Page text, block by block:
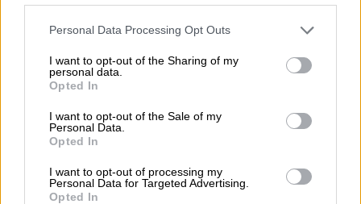
Please note that this website/app uses one or more Google
not limited to your visit or usage behaviour. You may click to
grant or deny consent to Google and its third-party tags to
use your data for below specified purposes in below Google
consent section.
Personal Data Processing Opt Outs
I want to opt-out of the Sharing of my
personal data.
Opted In
I want to opt-out of the Sale of my
Personal Data.
Opted In
I want to opt-out of processing my
Personal Data for Targeted Advertising.
Opted In
Σύμφωνα με όσα αποκάλυψε ο πατέρας του
τραγουδιστή μέσα στην αίθουσα του
δικαστηρίου, «δεν ξέρω αν είχαν να φάνε στο
σπίτι τους. Εγώ τα έβλεπα με
ρουχαλάκια, ακριβά τάμπλετ, πανάκριβα
κινητά. Την περίοδο της πανδημίας είχαν